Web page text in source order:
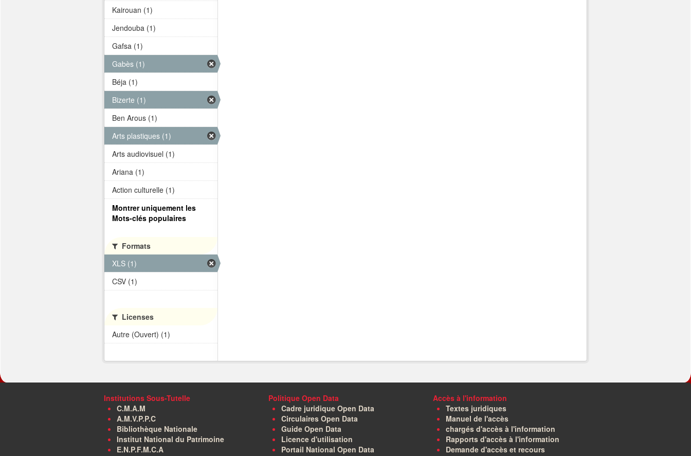
Kairouan (1)
Jendouba (1)
Gafsa (1)
Gabès (1)
Béja (1)
Bizerte (1)
Ben Arous (1)
Arts plastiques (1)
Arts audiovisuel (1)
Ariana (1)
Action culturelle (1)
Montrer uniquement les
Mots-clés populaires
Formats
XLS (1)
CSV (1)
Licenses
Autre (Ouvert) (1)
Institutions Sous-Tutelle
C.M.A.M
A.M.V.P.P.C
Bibliothèque Nationale
Institut National du Patrimoine
E.N.P.F.M.C.A
Politique Open Data
Cadre juridique Open Data
Circulaires Open Data
Guide Open Data
Licence d'utilisation
Portail National Open Data
Accès à l'information
Textes juridiques
Manuel de l'accès
chargés d'accès à l'information
Rapports d'accès à l'information
Demande d'accès et recours